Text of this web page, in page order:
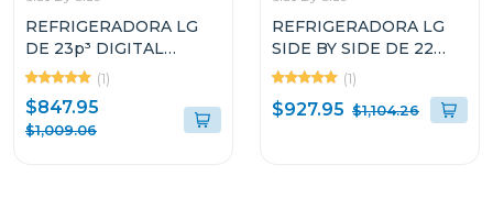
REFRIGERADORA LG
DE 23p³ DIGITAL
INVERTER SIDE BY
SIDE VS25BJNK
(1)
$847.95
$1,009.06
REFRIGERADORA LG
SIDE BY SIDE DE 22
CUFT COLOR NEGRO
SMART INVERTER
VS25LQIK
(1)
$927.95 $1,104.26